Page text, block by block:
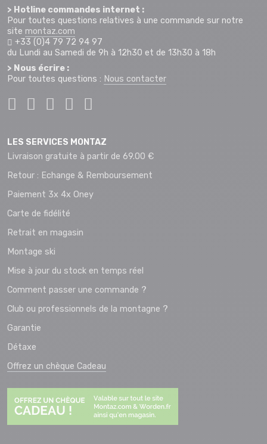
> Hotline commandes internet :
Pour toutes questions relatives à une commande sur notre
site montaz.com
+33 (0)4 79 72 94 97
du Lundi au Samedi de 9h à 12h30 et de 13h30 à 18h
> Nous écrire :
Pour toutes questions : Nous contacter
LES SERVICES MONTAZ
Livraison gratuite à partir de 69.00 €
Retour : Echange & Remboursement
Paiement 3x 4x Oney
Carte de fidélité
Retrait en magasin
Montage ski
Mise à jour du stock en temps réel
Comment passer une commande ?
Club ou professionnels de la montagne ?
Garantie
Détaxe
Offrez un chèque Cadeau